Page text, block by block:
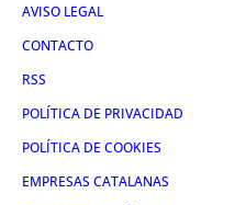
AVISO LEGAL
CONTACTO
RSS
POLÍTICA DE PRIVACIDAD
POLÍTICA DE COOKIES
EMPRESAS CATALANAS